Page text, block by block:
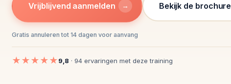
Vrijblijvend aanmelden → Bekijk de brochure
Gratis annuleren tot 14 dagen voor aanvang
★★★★★9,8 · 94 ervaringen met deze training